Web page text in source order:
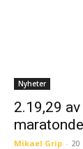
Nyheter
2.19,29
Mikael Grip - 20